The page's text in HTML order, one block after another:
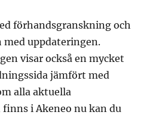
förhandsgranskning och
med uppdateringen.
visar också en mycket
jämfört med
alla aktuella
i Akeneo nu kan du